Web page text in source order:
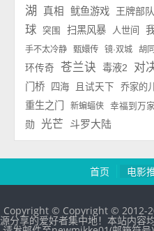
湖
真相 鱿鱼游戏 王牌部队
球
突围 扫黑风暴 人世间
手不太冷静
甄嬛传 镜·双城 胡同
环传奇
苍兰诀 毒液2 对
门桥
四海 且试天下 乔家的
重生之门 新蝙蝠侠 幸福到万家
勋
光芒 斗罗大陆
首页 电影
Copyright © Copyright © 2012-
源分享的爱好者集中地！本站内容